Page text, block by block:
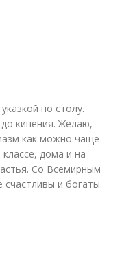
по столу.
кипения. Желаю,
как можно чаще
дома и на
Со Всемирным
счастливы и богаты.